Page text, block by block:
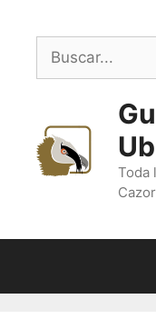
contenido
Buscar:
Toda